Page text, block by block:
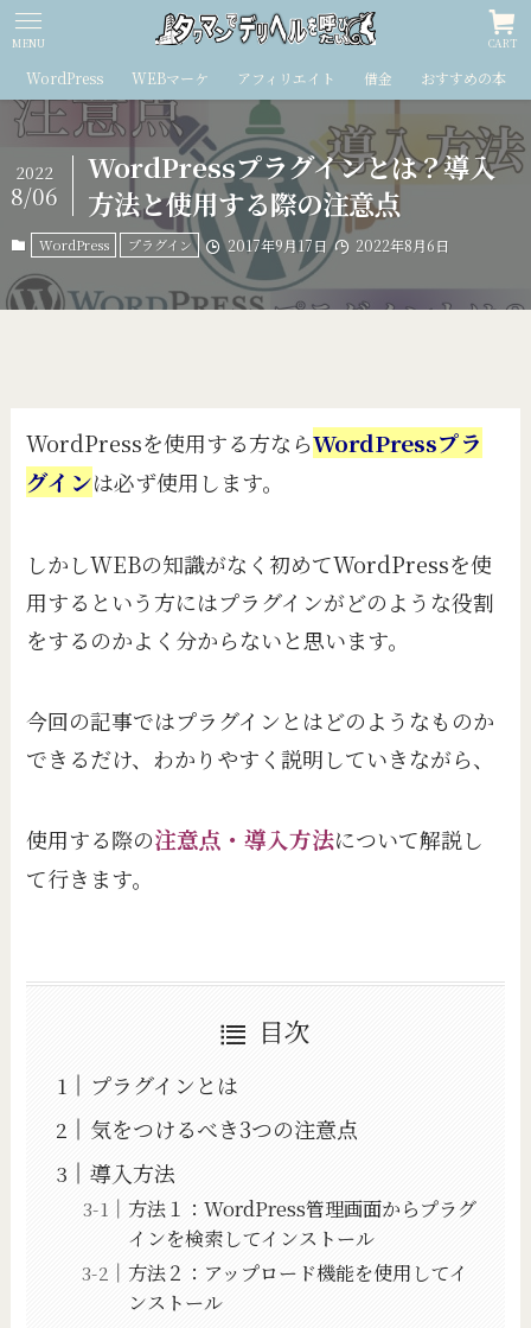
CART
MENU
WordPress WEBマーケ アフィリエイト 借金 おすすめの本
WordPressプラグインとは？導入
方法と使用する際の注意点
2022
8/06
WordPress プラグイン 2017年9月17日 2022年8月6日
WordPressを使用する方ならWordPressプラ
グインは必ず使用します。
しかしWEBの知識がなく初めてWordPressを使
用するという方にはプラグインがどのような役割
をするのかよく分からないと思います。
今回の記事ではプラグインとはどのようなものか
できるだけ、わかりやすく説明していきながら、
使用する際の注意点・導入方法について解説し
て行きます。
目次
プラグインとは
気をつけるべき3つの注意点
導入方法
方法１：WordPress管理画面からプラグ
インを検索してインストール
方法２：アップロード機能を使用してイ
ンストール